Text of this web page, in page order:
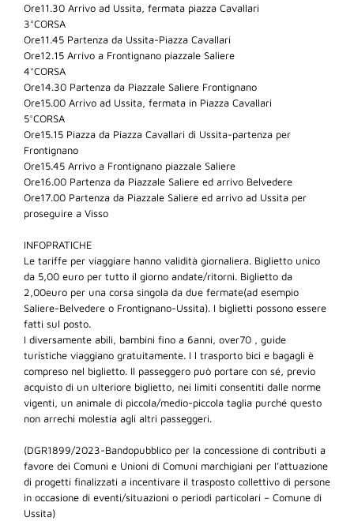
Ore11.30 Arrivo ad Ussita, fermata piazza Cavallari
3°CORSA
Ore11.45 Partenza da Ussita-Piazza Cavallari
Ore12.15 Arrivo a Frontignano piazzale Saliere
4°CORSA
Ore14.30 Partenza da Piazzale Saliere Frontignano
Ore15.00 Arrivo ad Ussita, fermata in Piazza Cavallari
5°CORSA
Ore15.15 Piazza da Piazza Cavallari di Ussita-partenza per
Frontignano
Ore15.45 Arrivo a Frontignano piazzale Saliere
Ore16.00 Partenza da Piazzale Saliere ed arrivo Belvedere
Ore17.00 Partenza da Piazzale Saliere ed arrivo ad Ussita per
proseguire a Visso
INFOPRATICHE
Le tariffe per viaggiare hanno validità giornaliera. Biglietto unico
da 5,00 euro per tutto il giorno andate/ritorni. Biglietto da
2,00euro per una corsa singola da due fermate(ad esempio
Saliere-Belvedere o Frontignano-Ussita). I biglietti possono essere
fatti sul posto.
I diversamente abili, bambini fino a 6anni, over70 , guide
turistiche viaggiano gratuitamente. I l trasporto bici e bagagli è
compreso nel biglietto. Il passeggero può portare con sé, previo
acquisto di un ulteriore biglietto, nei limiti consentiti dalle norme
vigenti, un animale di piccola/medio-piccola taglia purché questo
non arrechi molestia agli altri passeggeri.
(DGR1899/2023-Bandopubblico per la concessione di contributi a
favore dei Comuni e Unioni di Comuni marchigiani per l’attuazione
di progetti finalizzati a incentivare il trasposto collettivo di persone
in occasione di eventi/situazioni o periodi particolari – Comune di
Ussita)